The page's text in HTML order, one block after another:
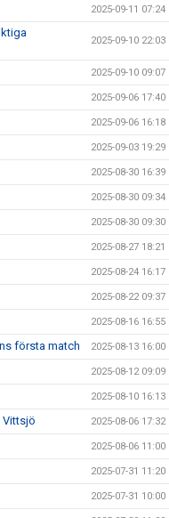
2025-09-11 07:24
2025-09-10 22:03
2025-09-10 09:07
2025-09-06 17:40
2025-09-06 16:18
2025-09-03 19:29
2025-08-30 16:39
2025-08-30 09:34
2025-08-30 09:30
2025-08-27 18:21
2025-08-24 16:17
2025-08-22 09:37
2025-08-16 16:55
första match 2025-08-13 16:00
2025-08-12 09:09
2025-08-10 16:13
Vittsjö 2025-08-06 17:32
2025-08-06 11:00
2025-07-31 11:20
2025-07-31 10:00